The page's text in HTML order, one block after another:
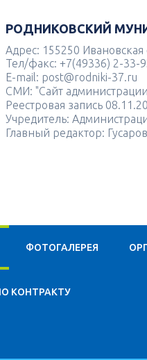
РОДНИКОВСКИЙ
Адрес: 155250 Ивановская
Тел/факс: +7(49336) 2-33-
E-mail: post@rodniki-37.ru
СМИ: "Сайт
Реестровая запись
Учредитель:
Главный редактор:
ФОТОГАЛЕРЕЯ
КОНТРАКТУ